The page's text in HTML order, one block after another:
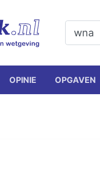
OPINIE OPGAVEN